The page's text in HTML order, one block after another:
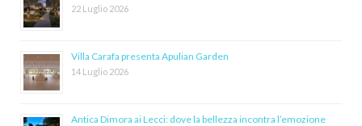
22 Luglio 2026
Villa Carafa presenta Apulian Garden
14 Luglio 2026
Antica Dimora ai Lecci: dove la bellezza incontra l’emozione